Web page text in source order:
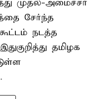
முதல்-அமைச்சர்
சேர்ந்த
நடத்த
தமிழக